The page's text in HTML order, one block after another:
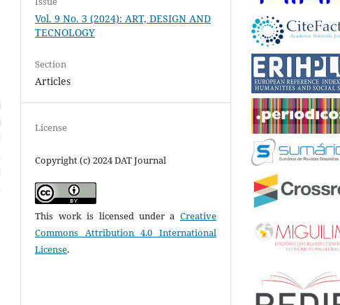
Vol. 9 No. 3 (2024): ART, DESIGN AND
TECNOLOGY
Section
Articles
License
Copyright (c) 2024 DAT Journal
This work is licensed under a Creative
Commons Attribution 4.0 International
License.